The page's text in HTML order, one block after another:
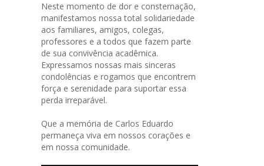
Neste momento de dor e consternação,
manifestamos nossa total solidariedade
aos familiares, amigos, colegas,
professores e a todos que fazem parte
de sua convivência acadêmica.
Expressamos nossas mais sinceras
condolências e rogamos que encontrem
força e serenidade para suportar essa
perda irreparável.
Que a memória de Carlos Eduardo
permaneça viva em nossos corações e
em nossa comunidade.